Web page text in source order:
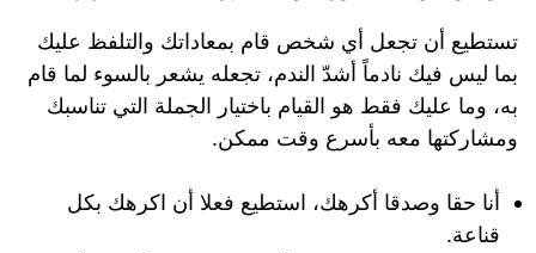
تستطيع أن تجعل أي شخص قام بمعاداتك والتلفظ عليك
بما ليس فيك نادماً أشدّ الندم، تجعله يشعر بالسوء لما قام
به، وما عليك فقط هو القيام باختيار الجملة التي تناسبك
ومشاركتها معه بأسرع وقت ممكن.
أنا حقا وصدقا أكرهك، استطيع فعلا أن اكرهك بكل
قناعة.